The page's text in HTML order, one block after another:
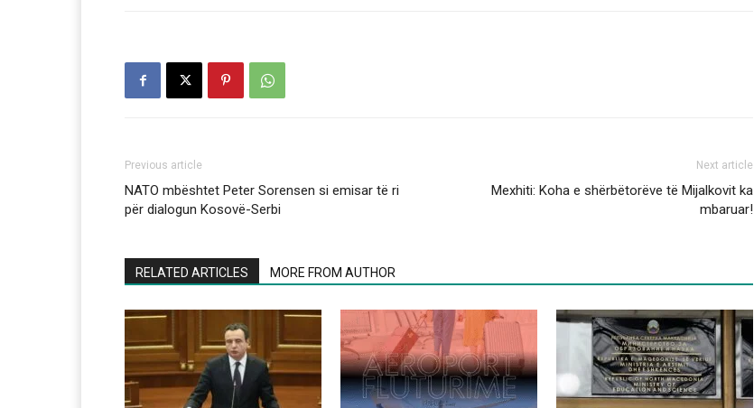
Previous article
NATO mbështet Peter Sorensen si emisar të ri
për dialogun Kosovë-Serbi
Next article
Mexhiti: Koha e shërbëtorëve të Mijalkovit ka
mbaruar!
RELATED ARTICLES MORE FROM AUTHOR